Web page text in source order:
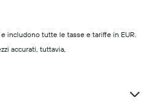
includono tutte le tasse e tariffe in EUR.
accurati, tuttavia,